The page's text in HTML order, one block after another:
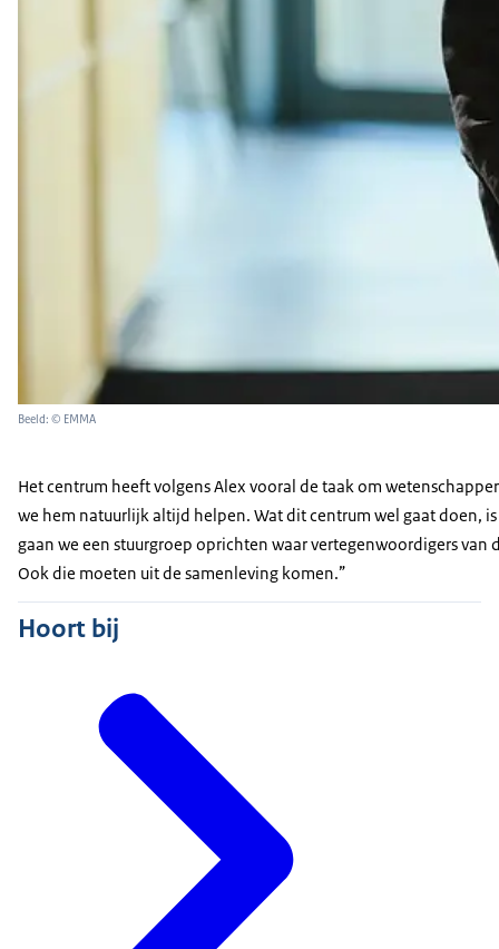
Beeld: © EMMA
Het centrum heeft volgens Alex vooral de taak om
we hem natuurlijk altijd helpen. Wat dit centrum wel gaat doen,
gaan we een stuurgroep oprichten waar vertegenwoordigers
Ook die moeten uit de samenleving komen.”
Hoort bij